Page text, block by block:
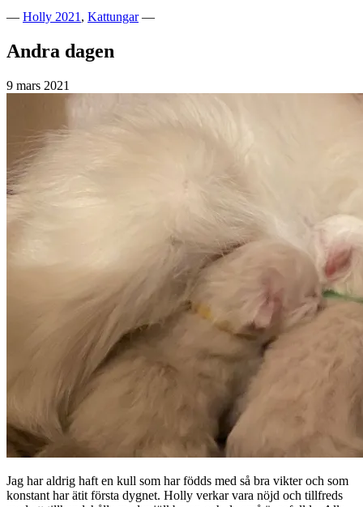
— Holly 2021 , Kattungar—
Andra dagen
9 mars 2021
Jag har aldrig haft en kull som har födds med så bra vikter och som
konstant har ätit första dygnet. Holly verkar vara nöjd och tillfreds